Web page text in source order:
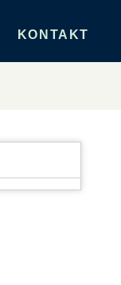
KONTAKT